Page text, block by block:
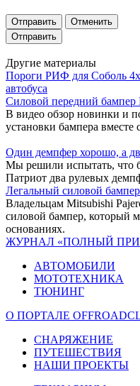
Отправить Отменить
Другие материалы
Пороги РИФ для Соболь
автобуса
Силовой передний
В видео обзор новинки и
установки бампера вместе
Один демпфер хорошо, а
Мы решили испытать, что
Патриот два рулевых
Легальный силовой
Владельцам Mitsubishi
силовой бампер, который
основаниях.
ЖУРНАЛ «ПОЛНЫЙ
АВТОМОБИЛИ
МОТОТЕХНИКА
ТЮНИНГ
О ПОРТАЛЕ
СНАРЯЖЕНИЕ
ПУТЕШЕСТВИЯ
НАШИ ПРОЕКТЫ